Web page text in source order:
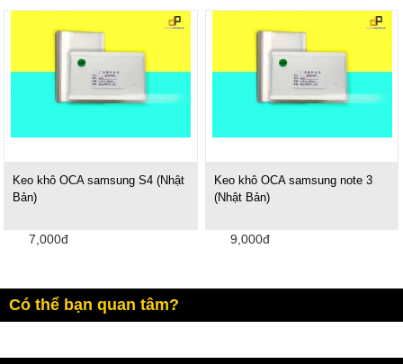
Keo khô OCA samsung S4 (Nhật
Bản)
7,000đ
Keo khô OCA samsung note 3
(Nhật Bản)
9,000đ
Có thể bạn quan tâm?